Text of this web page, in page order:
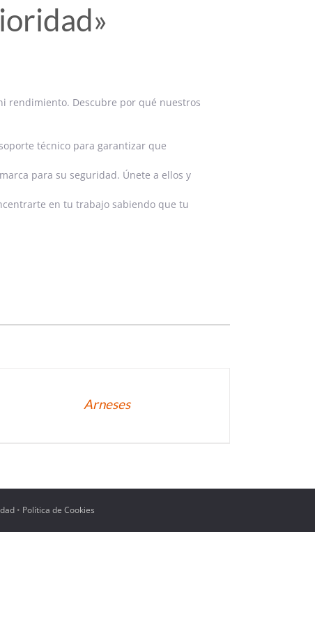
rendimiento. Descubre por qué nuestros
técnico para garantizar que
para su seguridad. Únete a ellos y
en tu trabajo sabiendo que tu
Arneses
• Política de Cookies